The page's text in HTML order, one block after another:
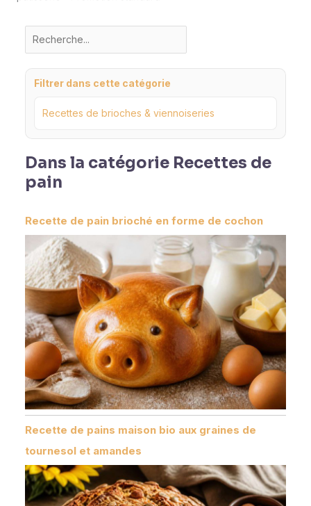
Filtrer dans cette catégorie
Recettes de brioches & viennoiseries
Dans la catégorie Recettes de
pain
Recette de pain brioché en forme de cochon
Recette de pains maison bio aux graines de
tournesol et amandes